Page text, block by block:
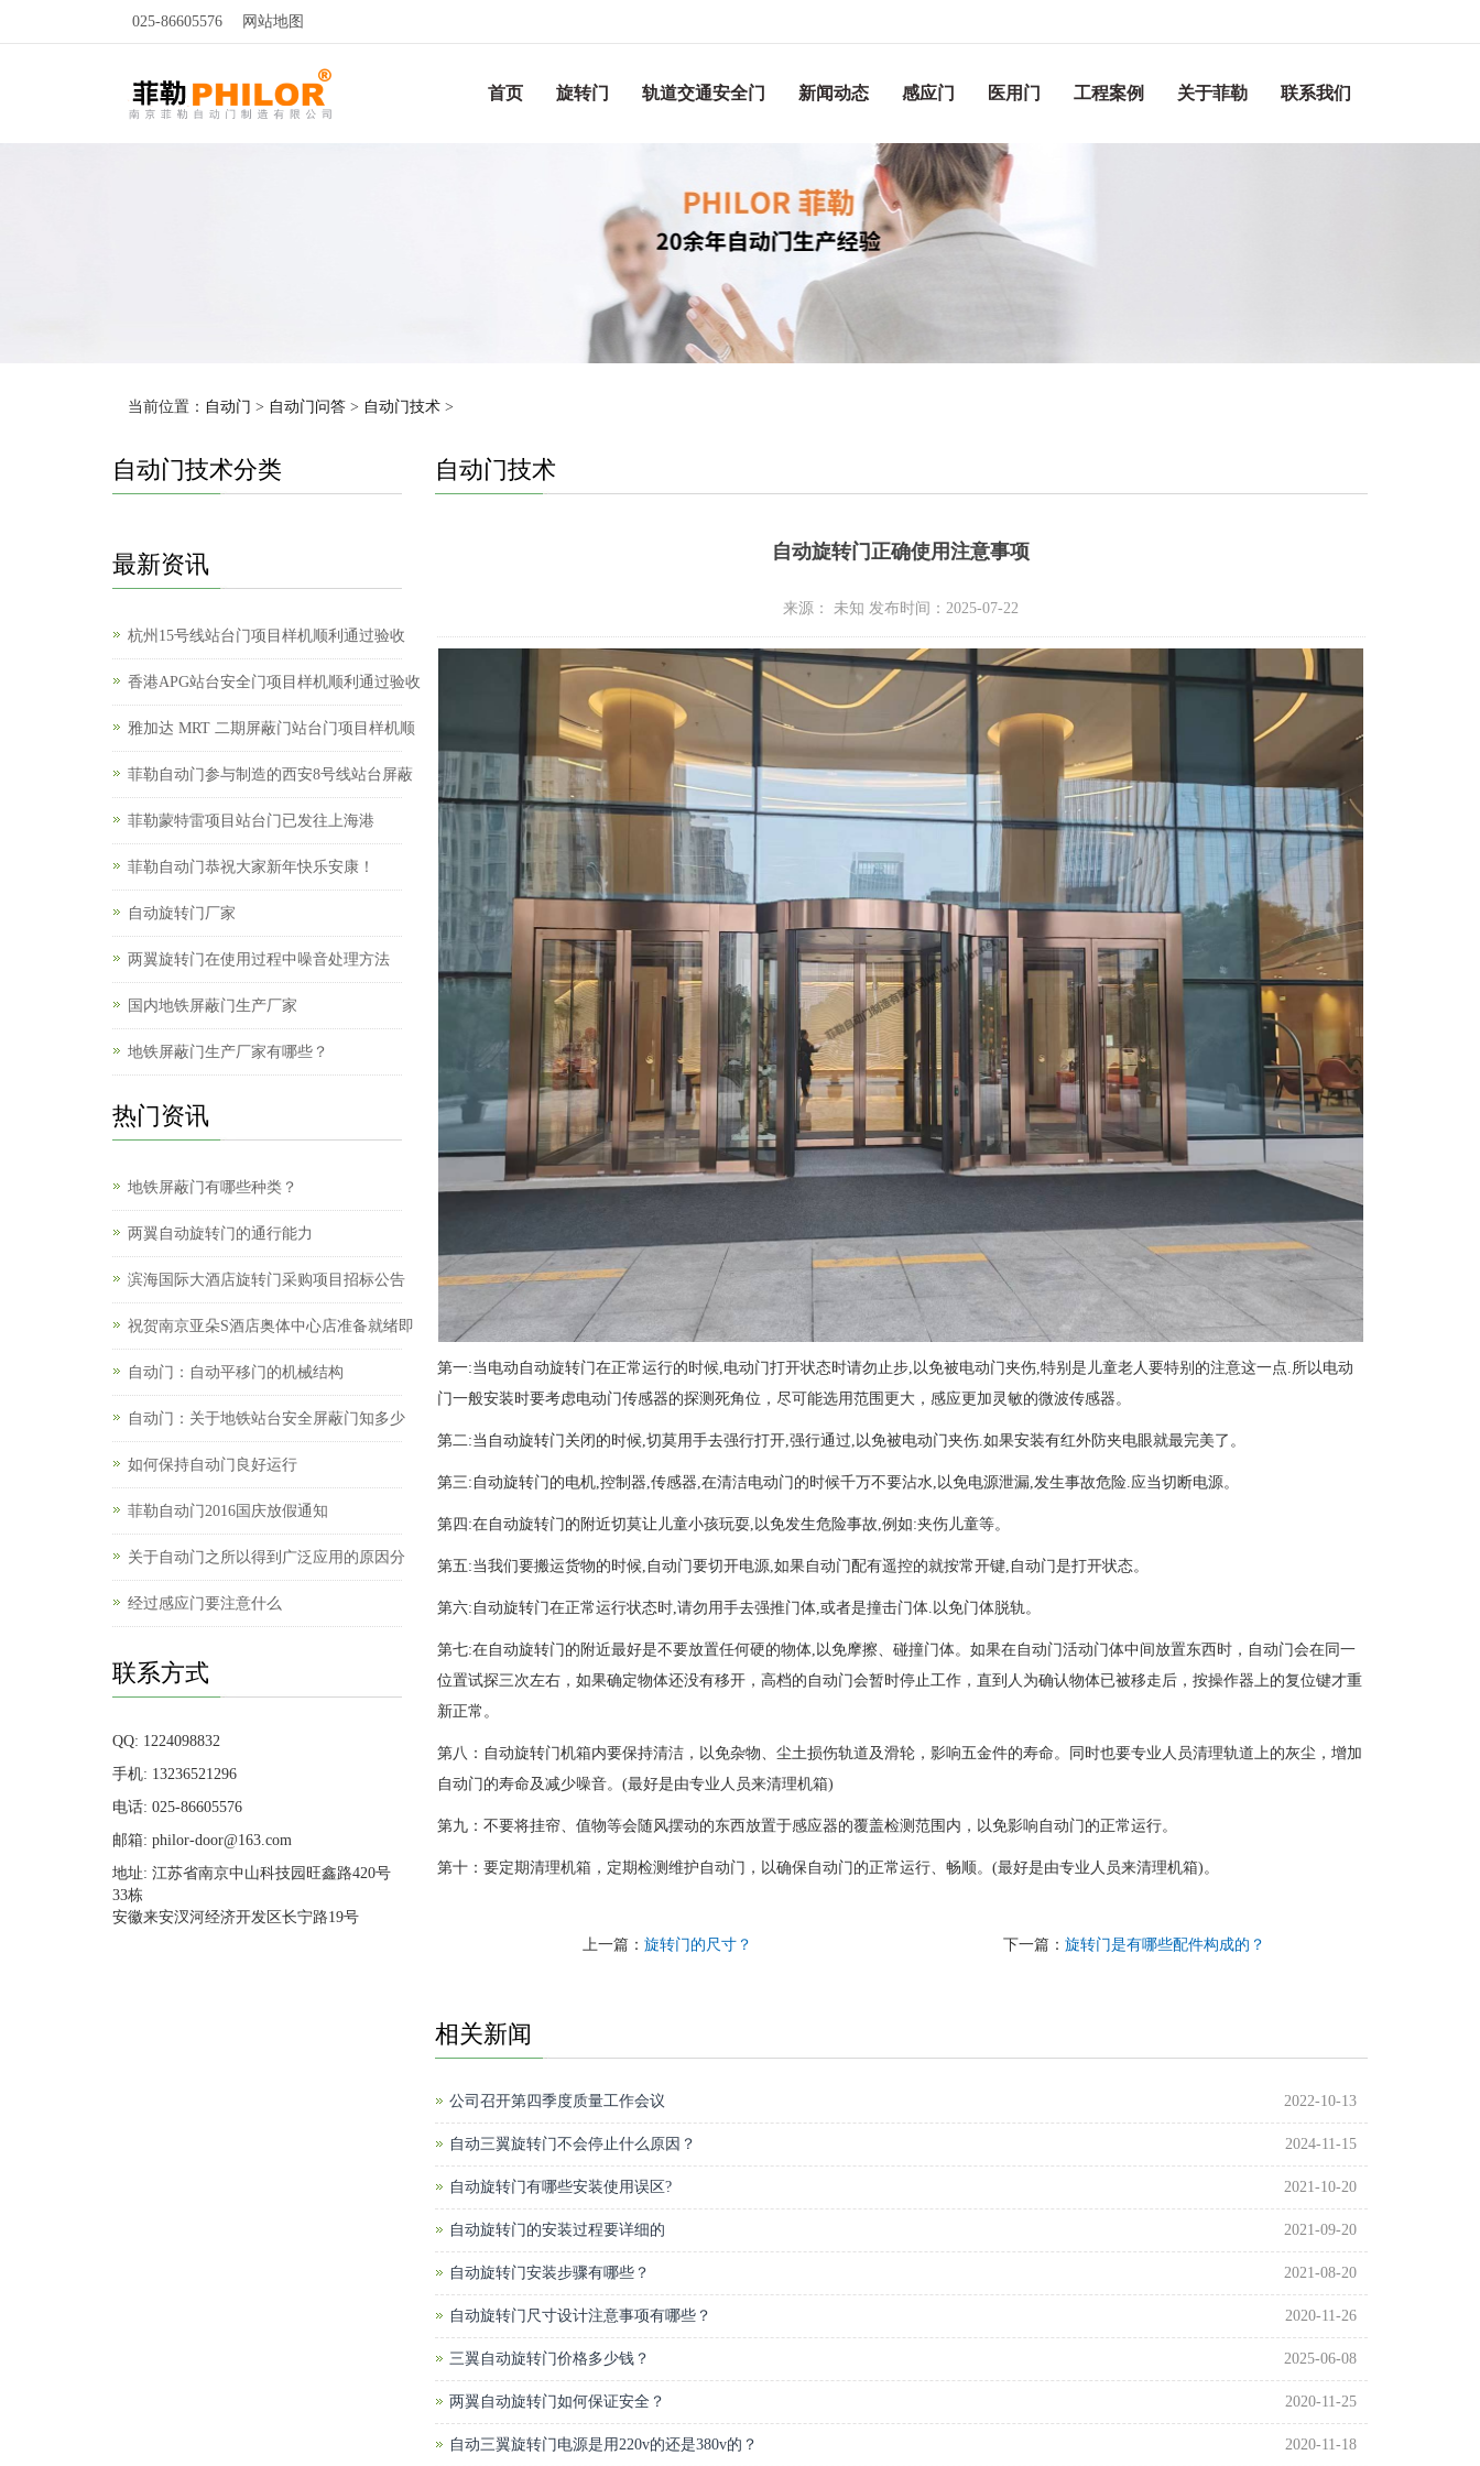
025-86605576 网站地图
首页 旋转门 轨道交通安全门 新闻动态 感应门 医用门 工程案例 关于菲勒 联系我们
当前位置： 自动门 > 自动门问答 > 自动门技术 >
自动门技术
自动旋转门正确使用注意事项
来源： 未知 发布时间：2025-07-22
第一:当电动自动旋转门在正常运行的时候,电动门打开状态时请勿止步,以免被电动门夹伤,特别是儿童老人要特别的注意这一点.所以电动
门一般安装时要考虑电动门传感器的探测死角位，尽可能选用范围更大，感应更加灵敏的微波传感器。
第二:当自动旋转门关闭的时候,切莫用手去强行打开,强行通过,以免被电动门夹伤.如果安装有红外防夹电眼就最完美了。
第三:自动旋转门的电机,控制器,传感器,在清洁电动门的时候千万不要沾水,以免电源泄漏,发生事故危险.应当切断电源。
第四:在自动旋转门的附近切莫让儿童小孩玩耍,以免发生危险事故,例如:夹伤儿童等。
第五:当我们要搬运货物的时候,自动门要切开电源,如果自动门配有遥控的就按常开键,自动门是打开状态。
第六:自动旋转门在正常运行状态时,请勿用手去强推门体,或者是撞击门体.以免门体脱轨。
第七:在自动旋转门的附近最好是不要放置任何硬的物体,以免摩擦、碰撞门体。如果在自动门活动门体中间放置东西时，自动门会在同一
位置试探三次左右，如果确定物体还没有移开，高档的自动门会暂时停止工作，直到人为确认物体已被移走后，按操作器上的复位键才重
新正常。
第八：自动旋转门机箱内要保持清洁，以免杂物、尘土损伤轨道及滑轮，影响五金件的寿命。同时也要专业人员清理轨道上的灰尘，增加
自动门的寿命及减少噪音。(最好是由专业人员来清理机箱)
第九：不要将挂帘、值物等会随风摆动的东西放置于感应器的覆盖检测范围内，以免影响自动门的正常运行。
第十：要定期清理机箱，定期检测维护自动门，以确保自动门的正常运行、畅顺。(最好是由专业人员来清理机箱)。
上一篇：旋转门的尺寸？ 下一篇：旋转门是有哪些配件构成的？
相关新闻
公司召开第四季度质量工作会议 2022-10-13
自动三翼旋转门不会停止什么原因？ 2024-11-15
自动旋转门有哪些安装使用误区? 2021-10-20
自动旋转门的安装过程要详细的 2021-09-20
自动旋转门安装步骤有哪些？ 2021-08-20
自动旋转门尺寸设计注意事项有哪些？ 2020-11-26
三翼自动旋转门价格多少钱？ 2025-06-08
两翼自动旋转门如何保证安全？ 2020-11-25
自动三翼旋转门电源是用220v的还是380v的？ 2020-11-18
自动门技术分类
最新资讯
杭州15号线站台门项目样机顺利通过验收
香港APG站台安全门项目样机顺利通过验收
雅加达 MRT 二期屏蔽门站台门项目样机顺
菲勒自动门参与制造的西安8号线站台屏蔽
菲勒蒙特雷项目站台门已发往上海港
菲勒自动门恭祝大家新年快乐安康！
自动旋转门厂家
两翼旋转门在使用过程中噪音处理方法
国内地铁屏蔽门生产厂家
地铁屏蔽门生产厂家有哪些？
热门资讯
地铁屏蔽门有哪些种类？
两翼自动旋转门的通行能力
滨海国际大酒店旋转门采购项目招标公告
祝贺南京亚朵S酒店奥体中心店准备就绪即
自动门：自动平移门的机械结构
自动门：关于地铁站台安全屏蔽门知多少
如何保持自动门良好运行
菲勒自动门2016国庆放假通知
关于自动门之所以得到广泛应用的原因分
经过感应门要注意什么
联系方式
QQ: 1224098832
手机: 13236521296
电话: 025-86605576
邮箱: philor-door@163.com
地址: 江苏省南京中山科技园旺鑫路420号
33栋
安徽来安汊河经济开发区长宁路19号